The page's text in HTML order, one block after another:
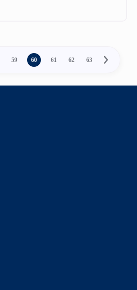
59 60 61 62 63